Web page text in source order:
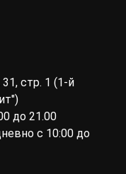
стр. 1 (1-й
до 21.00
с 10:00 до